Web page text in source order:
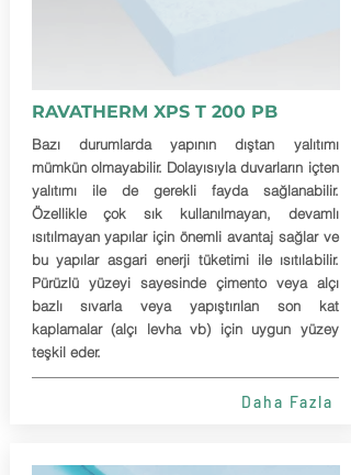
RAVATHERM XPS T 200 PB
Bazı durumlarda yapının dıştan yalıtımı
mümkün olmayabilir. Dolayısıyla duvarların içten
yalıtımı ile de gerekli fayda sağlanabilir.
Özellikle çok sık kullanılmayan, devamlı
ısıtılmayan yapılar için önemli avantaj sağlar ve
bu yapılar asgari enerji tüketimi ile ısıtılabilir.
Pürüzlü yüzeyi sayesinde çimento veya alçı
bazlı sıvarla veya yapıştırılan son kat
kaplamalar (alçı levha vb) için uygun yüzey
teşkil eder.
Daha Fazla